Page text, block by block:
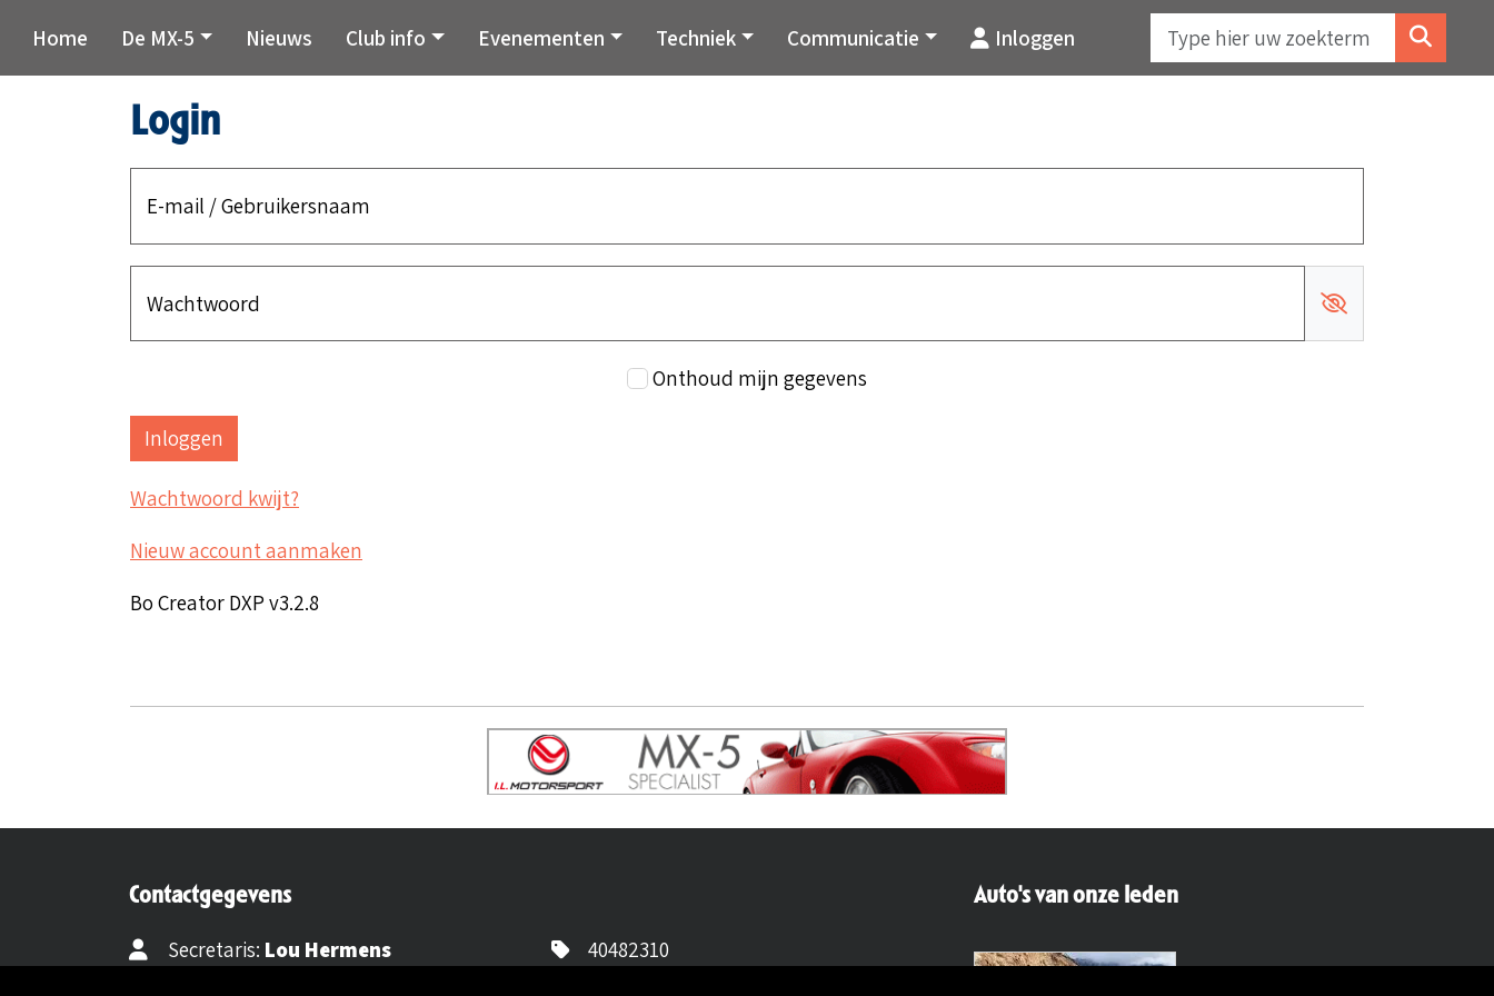
Home De MX-5 Nieuws Club info Evenementen Techniek Communicatie Inloggen
Login
E-mail / Gebruikersnaam
Wachtwoord
Onthoud mijn gegevens
Wachtwoord kwijt?
Nieuw account aanmaken
Bo Creator DXP v3.2.8
Contactgegevens
Secretaris: Lou Hermens
40482310
Auto's van onze leden